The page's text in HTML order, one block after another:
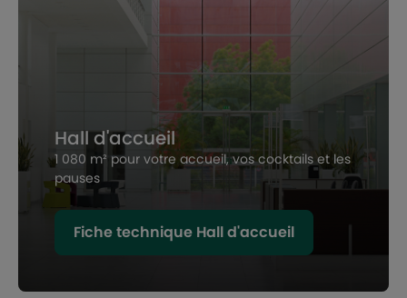
Hall d'accueil
1 080 m² pour votre accueil, vos cocktails et les
pauses
Fiche technique Hall d'accueil